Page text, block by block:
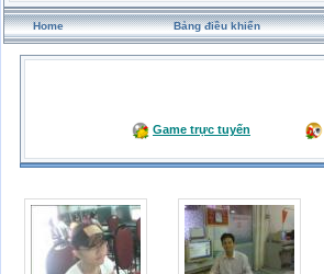
Home Bảng điều khiển
Game trực tuyến